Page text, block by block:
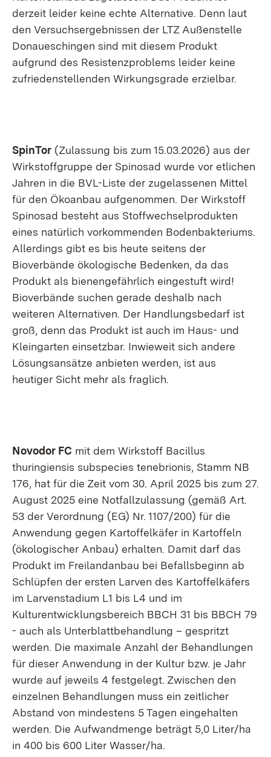
derzeit leider keine echte Alternative. Denn laut
den Versuchsergebnissen der LTZ Außenstelle
Donaueschingen sind mit diesem Produkt
aufgrund des Resistenzproblems leider keine
zufriedenstellenden Wirkungsgrade erzielbar.
SpinTor (Zulassung bis zum 15.03.2026) aus der
Wirkstoffgruppe der Spinosad wurde vor etlichen
Jahren in die BVL-Liste der zugelassenen Mittel
für den Ökoanbau aufgenommen. Der Wirkstoff
Spinosad besteht aus Stoffwechselprodukten
eines natürlich vorkommenden Bodenbakteriums.
Allerdings gibt es bis heute seitens der
Bioverbände ökologische Bedenken, da das
Produkt als bienengefährlich eingestuft wird!
Bioverbände suchen gerade deshalb nach
weiteren Alternativen. Der Handlungsbedarf ist
groß, denn das Produkt ist auch im Haus- und
Kleingarten einsetzbar. Inwieweit sich andere
Lösungsansätze anbieten werden, ist aus
heutiger Sicht mehr als fraglich.
Novodor FC mit dem Wirkstoff Bacillus
thuringiensis subspecies tenebrionis, Stamm NB
176, hat für die Zeit vom 30. April 2025 bis zum 27.
August 2025 eine Notfallzulassung (gemäß Art.
53 der Verordnung (EG) Nr. 1107/200) für die
Anwendung gegen Kartoffelkäfer in Kartoffeln
(ökologischer Anbau) erhalten. Damit darf das
Produkt im Freilandanbau bei Befallsbeginn ab
Schlüpfen der ersten Larven des Kartoffelkäfers
im Larvenstadium L1 bis L4 und im
Kulturentwicklungsbereich BBCH 31 bis BBCH 79
- auch als Unterblattbehandlung – gespritzt
werden. Die maximale Anzahl der Behandlungen
für dieser Anwendung in der Kultur bzw. je Jahr
wurde auf jeweils 4 festgelegt. Zwischen den
einzelnen Behandlungen muss ein zeitlicher
Abstand von mindestens 5 Tagen eingehalten
werden. Die Aufwandmenge beträgt 5,0 Liter/ha
in 400 bis 600 Liter Wasser/ha.